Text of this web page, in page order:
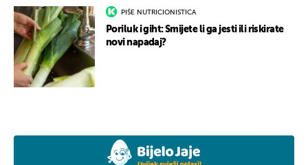
PIŠE NUTRICIONISTICA
Poriluk i giht: Smijete li ga jesti ili riskirate
novi napadaj?